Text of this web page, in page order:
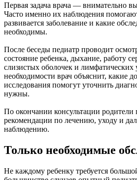
Первая задача врача — внимательно
Часто именно их наблюдения
развивается заболевание и какие
необходимы.
После беседы педиатр проводит
состояние ребенка, дыхание, работу
слизистых оболочек и лимфатических
необходимости врач объяснит, какие
исследования помогут уточнить
нужны.
По окончании консультации
рекомендации по лечению, уходу и
наблюдению.
Только необходимые
Не каждому ребенку требуется